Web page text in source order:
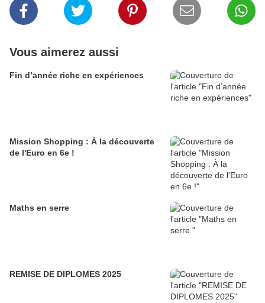
Vous aimerez aussi
Fin d’année riche en expériences
Mission Shopping : À la découverte
de l'Euro en 6e !
Maths en serre
REMISE DE DIPLOMES 2025